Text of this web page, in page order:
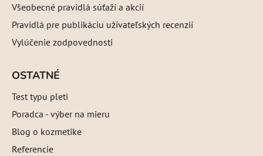
Všeobecné pravidlá súťaží a akcií
Pravidlá pre publikáciu užívateľských recenzií
Vylúčenie zodpovednosti
OSTATNÉ
Test typu pleti
Poradca - výber na mieru
Blog o kozmetike
Referencie